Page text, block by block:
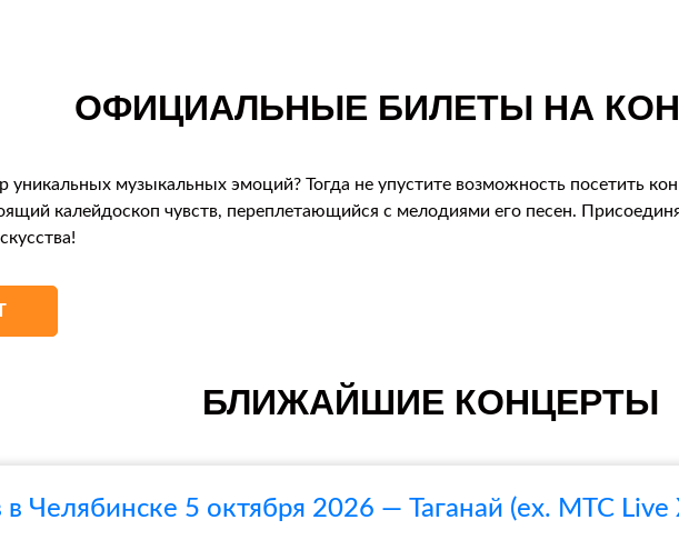
ОФИЦИАЛЬНЫЕ БИЛЕТЫ НА
уникальных музыкальных эмоций? Тогда не упустите возможность посетить
калейдоскоп чувств, переплетающийся с мелодиями его песен.
БЛИЖАЙШИЕ КОНЦЕРТЫ
Челябинске 5 октября 2026 — Таганай (ex. МТС Live